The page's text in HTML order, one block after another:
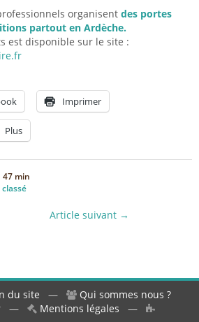
organisent des portes
partout en Ardèche.
est disponible sur le site :
Imprimer
Plus
47 min
Article suivant →
du site —
Qui sommes nous ?
— Mentions légales —